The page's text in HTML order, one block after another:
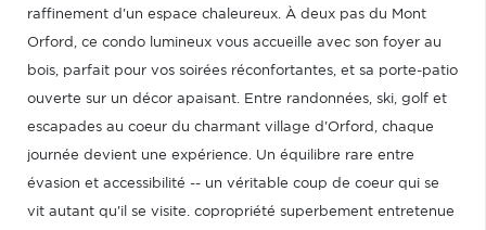
raffinement d'un espace chaleureux. À deux pas du Mont
Orford, ce condo lumineux vous accueille avec son foyer au
bois, parfait pour vos soirées réconfortantes, et sa porte-patio
ouverte sur un décor apaisant. Entre randonnées, ski, golf et
escapades au coeur du charmant village d'Orford, chaque
journée devient une expérience. Un équilibre rare entre
évasion et accessibilité -- un véritable coup de coeur qui se
vit autant qu'il se visite. copropriété superbement entretenue